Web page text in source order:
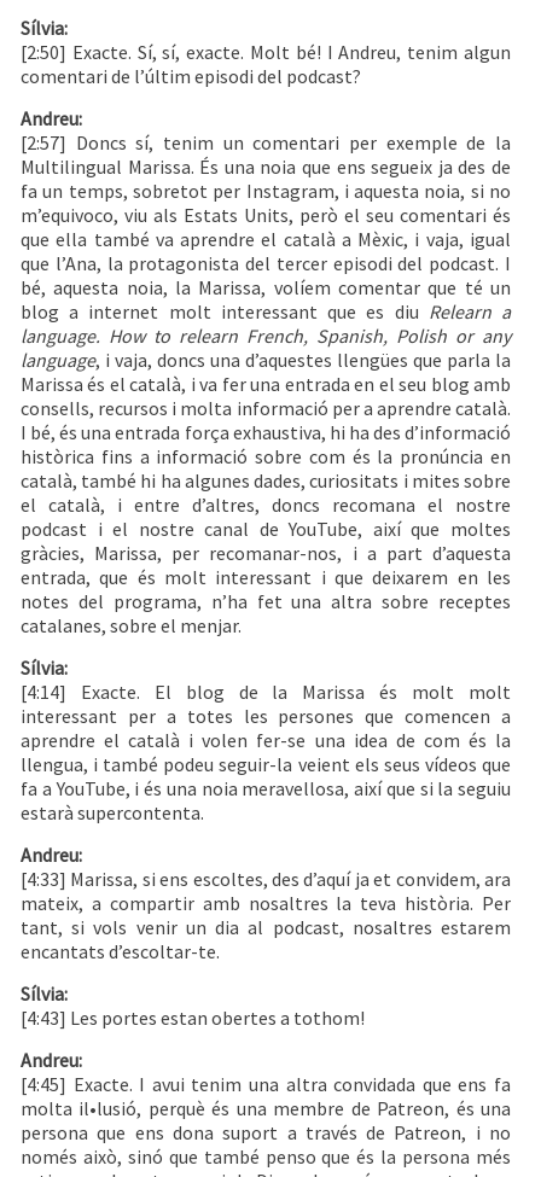
Sílvia:
[2:50] Exacte. Sí, sí, exacte. Molt bé! I Andreu, tenim algun
comentari de l’últim episodi del podcast?
Andreu:
[2:57] Doncs sí, tenim un comentari per exemple de la
Multilingual Marissa. És una noia que ens segueix ja des de
fa un temps, sobretot per Instagram, i aquesta noia, si no
m’equivoco, viu als Estats Units, però el seu comentari és
que ella també va aprendre el català a Mèxic, i vaja, igual
que l’Ana, la protagonista del tercer episodi del podcast. I
bé, aquesta noia, la Marissa, volíem comentar que té un
blog a internet molt interessant que es diu Relearn a
language. How to relearn French, Spanish, Polish or any
language, i vaja, doncs una d’aquestes llengües que parla la
Marissa és el català, i va fer una entrada en el seu blog amb
consells, recursos i molta informació per a aprendre català.
I bé, és una entrada força exhaustiva, hi ha des d’informació
històrica fins a informació sobre com és la pronúncia en
català, també hi ha algunes dades, curiositats i mites sobre
el català, i entre d’altres, doncs recomana el nostre
podcast i el nostre canal de YouTube, així que moltes
gràcies, Marissa, per recomanar-nos, i a part d’aquesta
entrada, que és molt interessant i que deixarem en les
notes del programa, n’ha fet una altra sobre receptes
catalanes, sobre el menjar.
Sílvia:
[4:14] Exacte. El blog de la Marissa és molt molt
interessant per a totes les persones que comencen a
aprendre el català i volen fer-se una idea de com és la
llengua, i també podeu seguir-la veient els seus vídeos que
fa a YouTube, i és una noia meravellosa, així que si la seguiu
estarà supercontenta.
Andreu:
[4:33] Marissa, si ens escoltes, des d’aquí ja et convidem, ara
mateix, a compartir amb nosaltres la teva història. Per
tant, si vols venir un dia al podcast, nosaltres estarem
encantats d’escoltar-te.
Sílvia:
[4:43] Les portes estan obertes a tothom!
Andreu:
[4:45] Exacte. I avui tenim una altra convidada que ens fa
molta il•lusió, perquè és una membre de Patreon, és una
persona que ens dona suport a través de Patreon, i no
només això, sinó que també penso que és la persona més